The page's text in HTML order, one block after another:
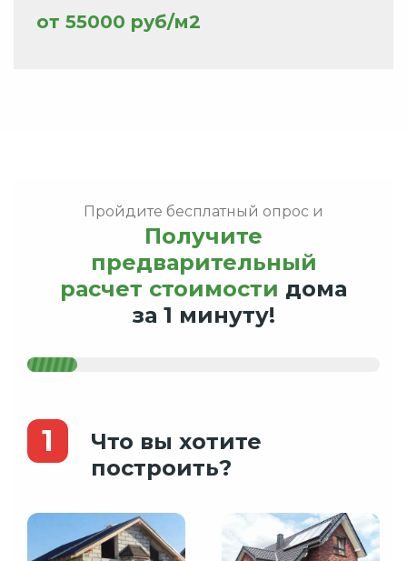
от 55000 руб/м2
Пройдите бесплатный опрос и
Получите
предварительный
расчет стоимости дома
за 1 минуту!
1
Что вы хотите
построить?